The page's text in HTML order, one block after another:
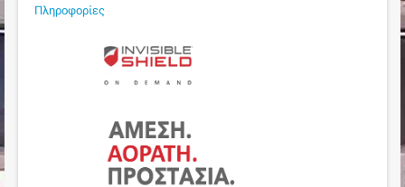
Πληροφορίες